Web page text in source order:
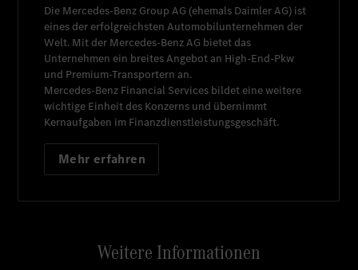
Die Mercedes-Benz Group AG (ehemals Daimler AG) ist
eines der erfolgreichsten Automobilunternehmen der
Welt. Mit der Mercedes-Benz AG bietet das
Unternehmen ein breites Angebot an High-End-Pkw
und Premium-Transportern an.
Mercedes-Benz Financial Services bildet eine weitere
wichtige Einheit des Konzerns und übernimmt
Kernaufgaben im Finanzdienstleistungsgeschäft.
Mehr erfahren
Weitere Informationen